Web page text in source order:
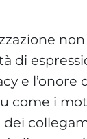
di
e l’onore
come i